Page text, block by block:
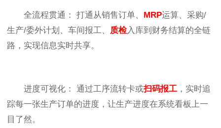
全流程贯通： 打通从销售订单、 MRP运算、采购/
生产/委外计划、车间报工、 质检入库到财务结算的全链
路，实现信息实时共享。
进度可视化： 通过工序流转卡或扫码报工 ，实时追
踪每一张生产订单的进度，让生产进度在系统看板上一
目了然。